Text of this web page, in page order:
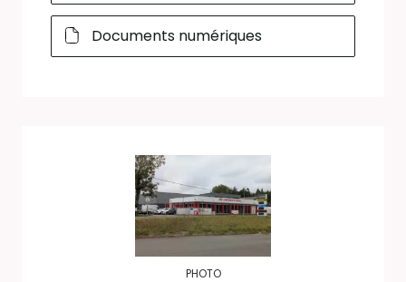
Documents numériques
PHOTO